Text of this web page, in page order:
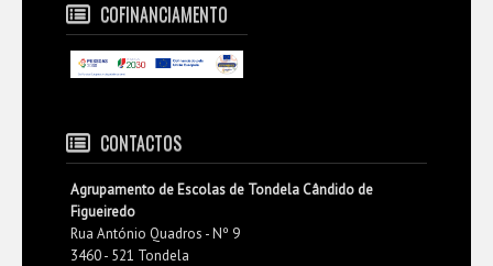
COFINANCIAMENTO
CONTACTOS
Agrupamento de Escolas de Tondela Cândido de
Figueiredo
Rua António Quadros - Nº 9
3460 - 521 Tondela